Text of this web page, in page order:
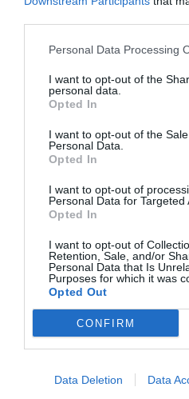
Personal Data Processing
I want to opt-out of the
personal data.
Opted In
I want to opt-out of the
Personal Data.
Opted In
I want to opt-out of
Personal Data for Targeted
Opted In
I want to opt-out of
Retention, Sale, and/or
Personal Data that Is
Purposes for which it was
Opted Out
CONFIRM
Data Deletion Data
Cloudworks factura
2023, un 24% más
Parlem
muda al